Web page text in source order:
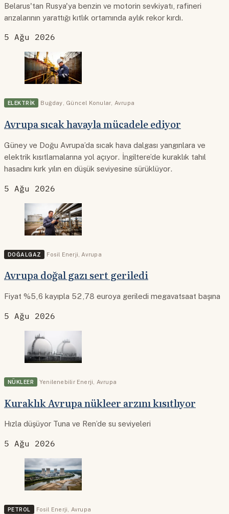
Belarus'tan Rusya'ya benzin ve motorin sevkiyatı, rafineri
arızalarının yarattığı kıtlık ortamında aylık rekor kırdı.
5 Ağu 2026
ELEKTRIK Buğday Güncel Konular Avrupa
Avrupa sıcak havayla mücadele ediyor
Güney ve Doğu Avrupa’da sıcak hava dalgası yangınlara ve
elektrik kısıtlamalarına yol açıyor. İngiltere’de kuraklık tahıl
hasadını kırk yılın en düşük seviyesine sürüklüyor.
5 Ağu 2026
DOĞALGAZ Fosil Enerji Avrupa
Avrupa doğal gazı sert geriledi
Fiyat %5,6 kayıpla 52,78 euroya geriledi megavatsaat başına
5 Ağu 2026
NÜKLEER Yenilenebilir Enerji Avrupa
Kuraklık Avrupa nükleer arzını kısıtlıyor
Hızla düşüyor Tuna ve Ren’de su seviyeleri
5 Ağu 2026
PETROL Fosil Enerji Avrupa